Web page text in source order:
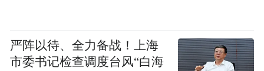
严阵以待、全力备战！上海
市委书记检查调度台风“白海